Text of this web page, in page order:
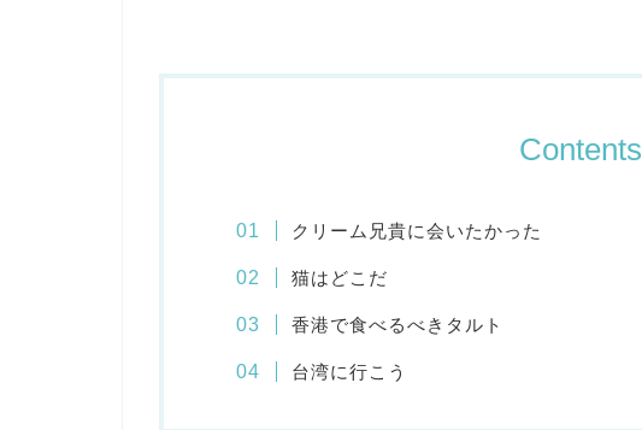
Contents
クリーム兄貴に会いたかった
猫はどこだ
香港で食べるべきタルト
台湾に行こう